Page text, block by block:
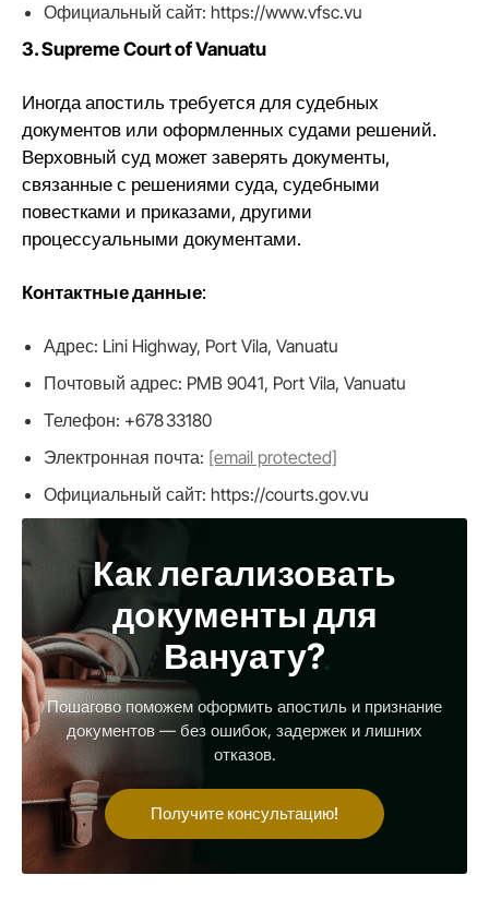
Официальный сайт: https://www.vfsc.vu
3. Supreme Court of Vanuatu
Иногда апостиль требуется для судебных
документов или оформленных судами решений.
Верховный суд может заверять документы,
связанные с решениями суда, судебными
повестками и приказами, другими
процессуальными документами.
Контактные данные:
Адрес: Lini Highway, Port Vila, Vanuatu
Почтовый адрес: PMB 9041, Port Vila, Vanuatu
Телефон: +678 33180
Электронная почта: [email protected]
Официальный сайт: https://courts.gov.vu
Как легализовать
документы для
Вануату?
Пошагово поможем оформить апостиль и признание
документов — без ошибок, задержек и лишних
отказов.
Получите консультацию!